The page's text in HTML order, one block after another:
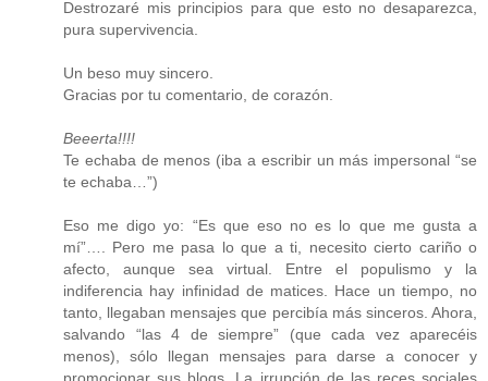
Destrozaré mis principios para que esto no desaparezca,
pura supervivencia.
Un beso muy sincero.
Gracias por tu comentario, de corazón.
Beeerta!!!!
Te echaba de menos (iba a escribir un más impersonal “se
te echaba…”)
Eso me digo yo: “Es que eso no es lo que me gusta a
mí”…. Pero me pasa lo que a ti, necesito cierto cariño o
afecto, aunque sea virtual. Entre el populismo y la
indiferencia hay infinidad de matices. Hace un tiempo, no
tanto, llegaban mensajes que percibía más sinceros. Ahora,
salvando “las 4 de siempre” (que cada vez aparecéis
menos), sólo llegan mensajes para darse a conocer y
promocionar sus blogs. La irrupción de las reces sociales